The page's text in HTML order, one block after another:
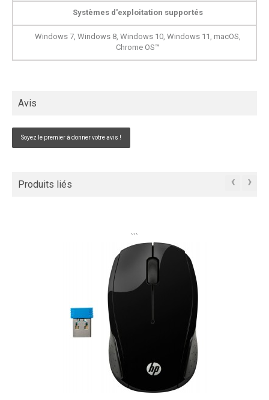
Systèmes d'exploitation supportés
Windows 7, Windows 8, Windows 10, Windows 11, macOS,
Chrome OS™
Avis
Soyez le premier à donner votre avis !
Produits liés ‹ ›
```